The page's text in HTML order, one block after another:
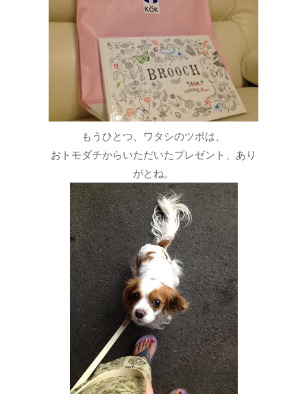
もうひとつ、ワタシのツボは、
おトモダチからいただいたプレゼント、あり
がとね。